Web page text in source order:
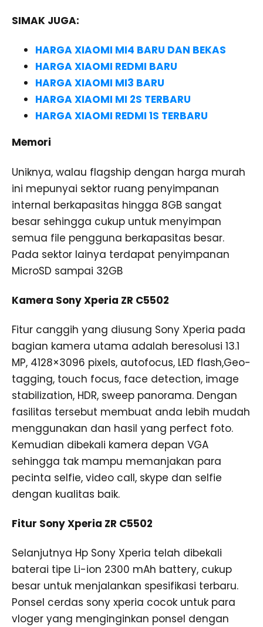
SIMAK JUGA:
HARGA XIAOMI MI4 BARU DAN BEKAS
HARGA XIAOMI REDMI BARU
HARGA XIAOMI MI3 BARU
HARGA XIAOMI MI 2S TERBARU
HARGA XIAOMI REDMI 1S TERBARU
Memori
Uniknya, walau flagship dengan harga murah
ini mepunyai sektor ruang penyimpanan
internal berkapasitas hingga 8GB sangat
besar sehingga cukup untuk menyimpan
semua file pengguna berkapasitas besar.
Pada sektor lainya terdapat penyimpanan
MicroSD sampai 32GB
Kamera Sony Xperia ZR C5502
Fitur canggih yang diusung Sony Xperia pada
bagian kamera utama adalah beresolusi 13.1
MP, 4128×3096 pixels, autofocus, LED flash,Geo-
tagging, touch focus, face detection, image
stabilization, HDR, sweep panorama. Dengan
fasilitas tersebut membuat anda lebih mudah
menggunakan dan hasil yang perfect foto.
Kemudian dibekali kamera depan VGA
sehingga tak mampu memanjakan para
pecinta selfie, video call, skype dan selfie
dengan kualitas baik.
Fitur Sony Xperia ZR C5502
Selanjutnya Hp Sony Xperia telah dibekali
baterai tipe Li-ion 2300 mAh battery, cukup
besar untuk menjalankan spesifikasi terbaru.
Ponsel cerdas sony xperia cocok untuk para
vloger yang menginginkan ponsel dengan